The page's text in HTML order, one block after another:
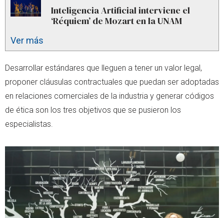
Inteligencia Artificial interviene el
‘Réquiem’ de Mozart en la UNAM
Ver más
Desarrollar estándares que lleguen a tener un valor legal,
proponer cláusulas contractuales que puedan ser adoptadas
en relaciones comerciales de la industria y generar códigos
de ética son los tres objetivos que se pusieron los
especialistas.